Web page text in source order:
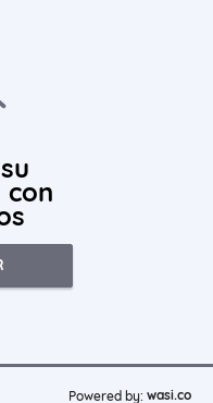
con
Powered by: wasi.co